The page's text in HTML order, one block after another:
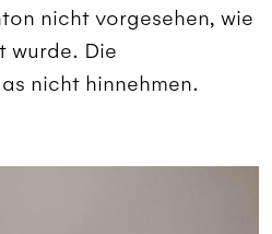
nicht vorgesehen, wie
wurde. Die
nicht hinnehmen.